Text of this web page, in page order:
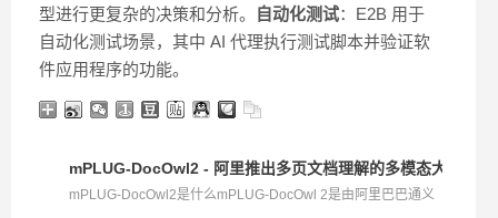
型进行更复杂的决策和分析。 自动化测试：E2B 用于
自动化测试场景，其中 AI 代理执行测试脚本并验证软
件应用程序的功能。
mPLUG-DocOwl2 - 阿里推出多页文档理解的多模态大模型
mPLUG-DocOwl2是什么mPLUG-DocOwl 2是由阿里巴巴通义